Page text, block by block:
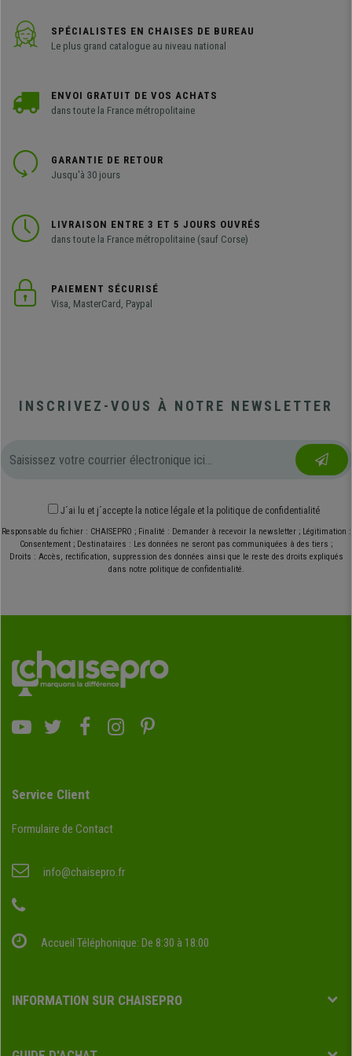
SPÉCIALISTES EN CHAISES DE BUREAU
Le plus grand catalogue au niveau national
ENVOI GRATUIT DE VOS ACHATS
dans toute la France métropolitaine
GARANTIE DE RETOUR
Jusqu'à 30 jours
LIVRAISON ENTRE 3 ET 5 JOURS OUVRÉS
dans toute la France métropolitaine (sauf Corse)
PAIEMENT SÉCURISÉ
Visa, MasterCard, Paypal
INSCRIVEZ-VOUS À NOTRE NEWSLETTER
J´ai lu et j´accepte la notice légale et la politique de confidentialité
Responsable du fichier : CHAISEPRO ; Finalité : Demander à recevoir la newsletter ; Légitimation :
Consentement ; Destinataires : Les données ne seront pas communiquées à des tiers ;
Droits : Accès, rectification, suppression des données ainsi que le reste des droits expliqués
dans notre politique de confidentialité.
Service Client
Formulaire de Contact
info@chaisepro.fr
Accueil Téléphonique: De 8:30 à 18:00
INFORMATION SUR CHAISEPRO